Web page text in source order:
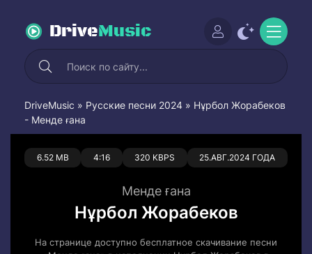
DriveMusic
DriveMusic » Русские песни 2024 » Нұрбол Жорабеков
- Менде ғана
6.52 MB 4:16 320 KBPS 25.АВГ.2024 ГОДА
0 0
Менде ғана
Нұрбол Жорабеков
На странице доступно бесплатное скачивание песни